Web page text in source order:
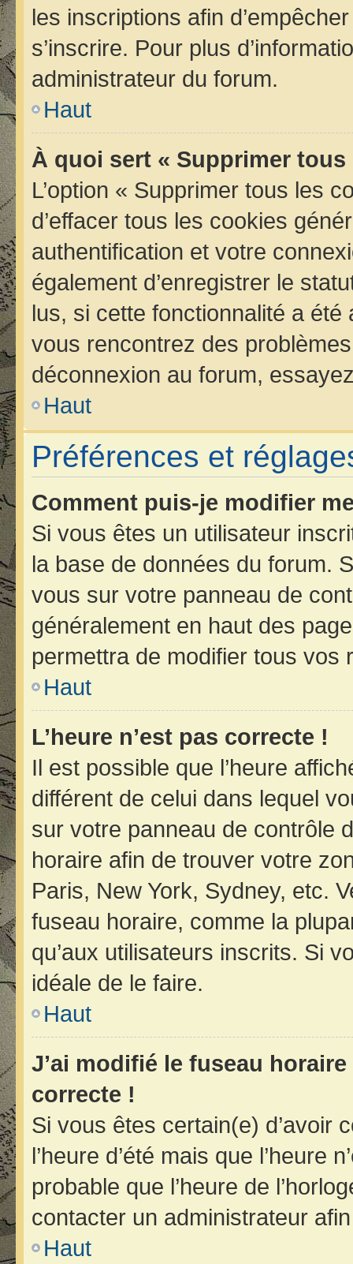
les inscriptions afin
s’inscrire. Pour plus
administrateur du forum.
Haut
À quoi sert « Supprimer
L’option « Supprimer tous les
d’effacer tous les cookies
authentification et votre
également d’enregistrer le
lus, si cette fonctionnalité a
vous rencontrez des
déconnexion au forum,
Haut
Préférences et
Comment puis-je modifier
Si vous êtes un utilisateur
la base de données du forum.
vous sur votre panneau de
généralement en haut des
permettra de modifier tous
Haut
L’heure n’est pas correcte !
Il est possible que l’heure
différent de celui dans lequel
sur votre panneau de contrôle
horaire afin de trouver votre
Paris, New York, Sydney, etc.
fuseau horaire, comme la
qu’aux utilisateurs inscrits. Si
idéale de le faire.
Haut
J’ai modifié le fuseau
correcte !
Si vous êtes certain(e) d’avoir
l’heure d’été mais que l’heure
probable que l’heure de
contacter un administrateur
Haut